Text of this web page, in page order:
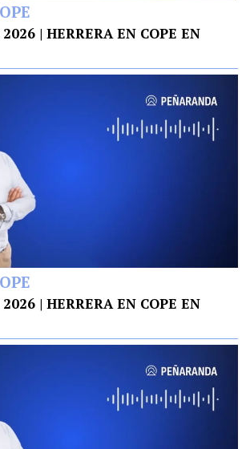
| HERRERA EN COPE EN
| HERRERA EN COPE EN